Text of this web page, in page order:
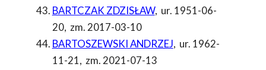
BARTCZAK ZDZISŁAW, ur. 1951-06-
20, zm. 2017-03-10
BARTOSZEWSKI ANDRZEJ, ur. 1962-
11-21, zm. 2021-07-13